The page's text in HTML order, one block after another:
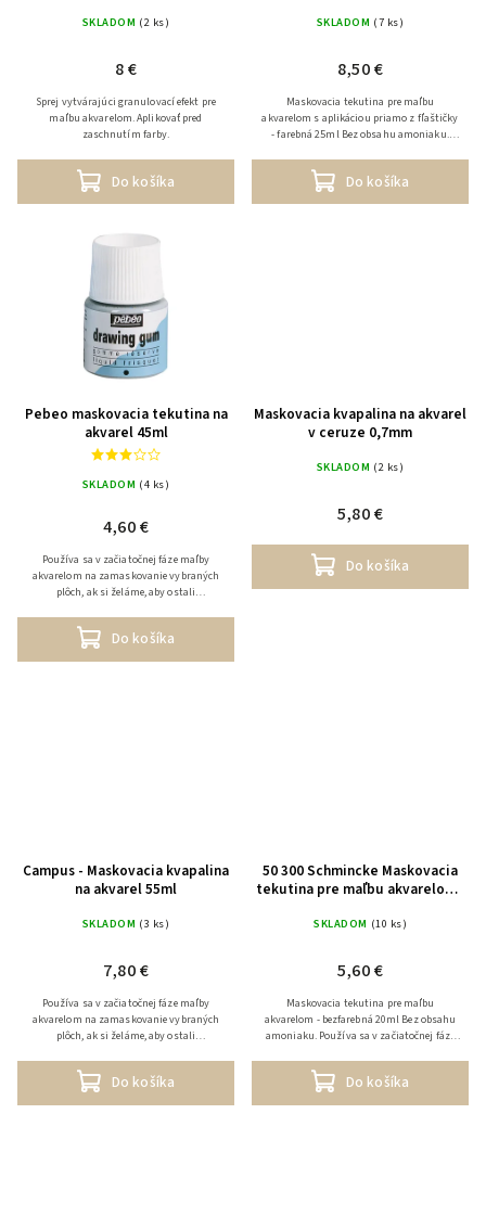
SKLADOM (2 ks)
8 €
Do košíka
Sprej vytvárajúci granulovací efekt pre
maľbu akvarelom. Aplikovať pred
zaschnutím farby.
SKLADOM (7 ks)
8,50 €
Do košíka
Maskovacia tekutina pre maľbu
akvarelom s aplikáciou priamo z fľaštičky
- farebná 25ml Bez obsahu amoniaku.
akvarelom na zamaskovanie...
Pebeo maskovacia tekutina na
akvarel 45ml
SKLADOM (4 ks)
4,60 €
Do košíka
Používa sa v začiatočnej fáze maľby
akvarelom na zamaskovanie vybraných
plôch, ak si želáme, aby ostali
maľby odstrániť maximálne do 2 dní.
Maskovacia kvapalina na akvarel
v ceruze 0,7mm
SKLADOM (2 ks)
5,80 €
Do košíka
Campus - Maskovacia kvapalina
na akvarel 55ml
SKLADOM (3 ks)
7,80 €
Do košíka
Používa sa v začiatočnej fáze maľby
akvarelom na zamaskovanie vybraných
plôch, ak si želáme, aby ostali
maľby odstrániť maximálne do 2 dní.
50 300 Schmincke Maskovacia
tekutina pre maľbu akvarelom -
SKLADOM (10 ks)
5,60 €
Do košíka
Maskovacia tekutina pre maľbu
akvarelom - bezfarebná 20ml Bez obsahu
amoniaku. Používa sa v začiatočnej fáze
vybraných plôch, ak si želáme,...